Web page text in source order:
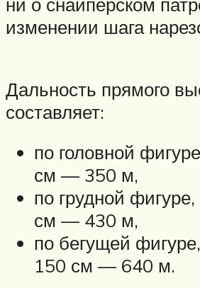
изменении шага
Дальность прямого
составляет:
по головной
см — 350 м,
по грудной
см — 430 м,
по бегущей
150 см — 640 м.